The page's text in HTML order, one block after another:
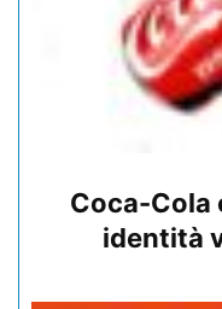
Coca-Cola
identità